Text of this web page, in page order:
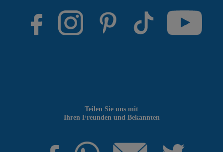
Teilen Sie uns mit
Ihren Freunden und Bekannten